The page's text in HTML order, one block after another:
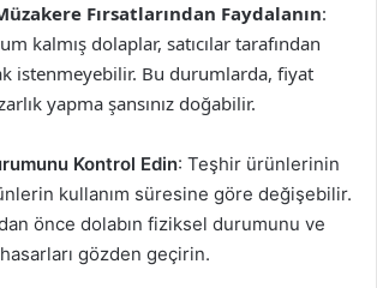
Fırsatlarından Faydalanın:
kalmış dolaplar, satıcılar tarafından
istenmeyebilir. Bu durumlarda, fiyat
yapma şansınız doğabilir.
Kontrol Edin: Teşhir ürünlerinin
kullanım süresine göre değişebilir.
önce dolabın fiziksel durumunu ve
gözden geçirin.